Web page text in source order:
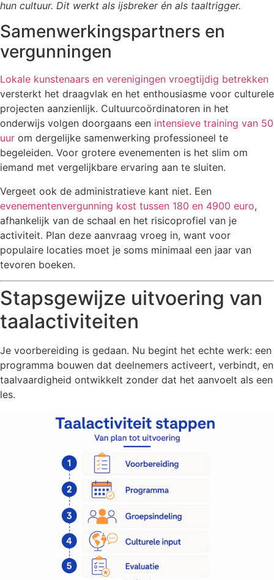
hun cultuur. Dit werkt als ijsbreker én als taaltrigger.
Samenwerkingspartners en
vergunningen
Lokale kunstenaars en verenigingen vroegtijdig betrekken
versterkt het draagvlak en het enthousiasme voor culturele
projecten aanzienlijk. Cultuurcoördinatoren in het
onderwijs volgen doorgaans een intensieve training van 50
uur om dergelijke samenwerking professioneel te
begeleiden. Voor grotere evenementen is het slim om
iemand met vergelijkbare ervaring aan te sluiten.
Vergeet ook de administratieve kant niet. Een
evenementenvergunning kost tussen 180 en 4900 euro,
afhankelijk van de schaal en het risicoprofiel van je
activiteit. Plan deze aanvraag vroeg in, want voor
populaire locaties moet je soms minimaal een jaar van
tevoren boeken.
Stapsgewijze uitvoering van
taalactiviteiten
Je voorbereiding is gedaan. Nu begint het echte werk: een
programma bouwen dat deelnemers activeert, verbindt, en
taalvaardigheid ontwikkelt zonder dat het aanvoelt als een
les.